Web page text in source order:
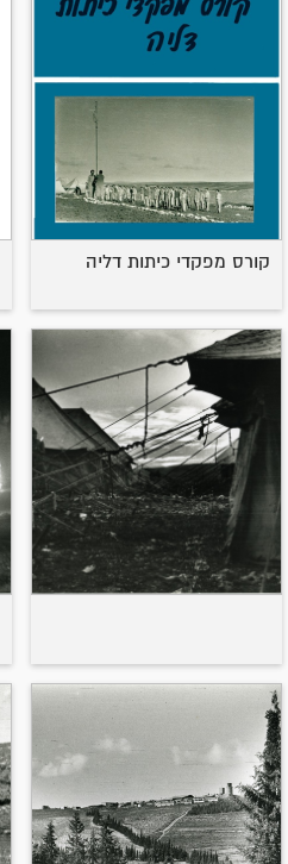
קורס מפקדי כיתות דליה